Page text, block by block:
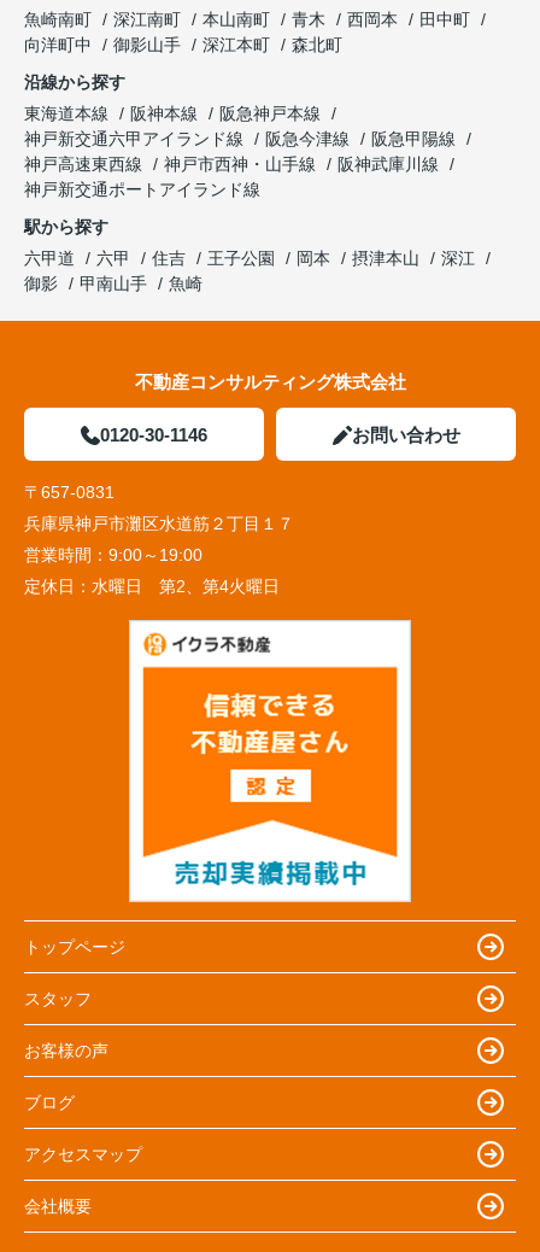
魚崎南町
深江南町 本山南町 青木 西岡本
田中町
向洋町中
御影山手 深江本町
森北町
沿線から探す
東海道本線
阪神本線
阪急神戸本線
神戸新交通六甲アイランド線
阪急今津線
阪急甲陽線
神戸高速東西線
神戸市西神・山手線
阪神武庫川線
神戸新交通ポートアイランド線
駅から探す
六甲道
六甲 住吉 王子公園 岡本 摂津本山
深江
御影
甲南山手 魚崎
不動産コンサルティング株式会社
0120-30-1146 お問い合わせ
〒657-0831
兵庫県神戸市灘区水道筋２丁目１７
営業時間： 9:00～19:00
定休日： 水曜日 第2、第4火曜日
トップページ
スタッフ
お客様の声
ブログ
アクセスマップ
会社概要